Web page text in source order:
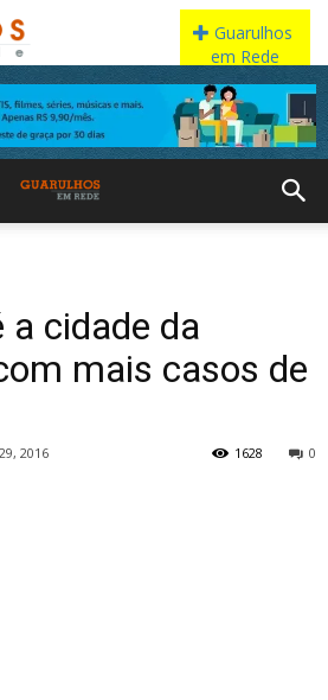
a cidade da
mais casos de
2016 0
1628